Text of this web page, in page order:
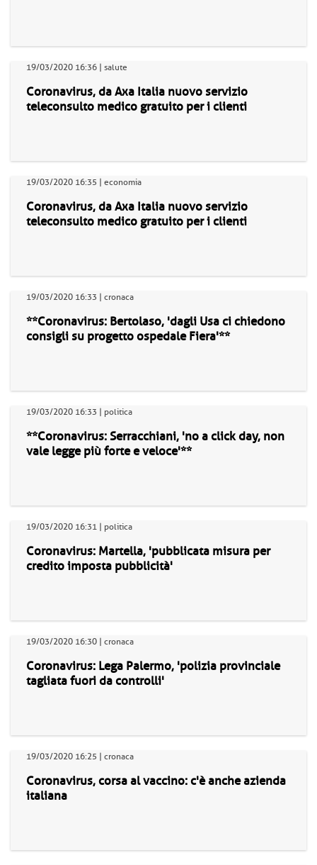
19/03/2020 16:36 | salute
Coronavirus, da Axa Italia nuovo servizio
teleconsulto medico gratuito per i clienti
19/03/2020 16:35 | economia
Coronavirus, da Axa Italia nuovo servizio
teleconsulto medico gratuito per i clienti
19/03/2020 16:33 | cronaca
**Coronavirus: Bertolaso, 'dagli Usa ci chiedono
consigli su progetto ospedale Fiera'**
19/03/2020 16:33 | politica
**Coronavirus: Serracchiani, 'no a click day, non
vale legge più forte e veloce'**
19/03/2020 16:31 | politica
Coronavirus: Martella, 'pubblicata misura per
credito imposta pubblicità'
19/03/2020 16:30 | cronaca
Coronavirus: Lega Palermo, 'polizia provinciale
tagliata fuori da controlli'
19/03/2020 16:25 | cronaca
Coronavirus, corsa al vaccino: c'è anche azienda
italiana